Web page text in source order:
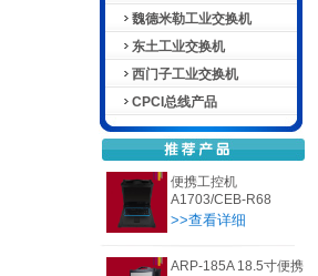
魏德米勒工业交换机
东土工业交换机
西门子工业交换机
CPCI总线产品
便携工控机
A1703/CEB-R68
>>查看详细
ARP-185A 18.5寸便携